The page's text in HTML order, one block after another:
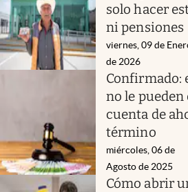
solo hacer
ni pensiones
viernes, 09 de
de 2026
Confirmado:
no le
cuenta de
término
miércoles, 06 de
Agosto de 2025
Cómo abrir